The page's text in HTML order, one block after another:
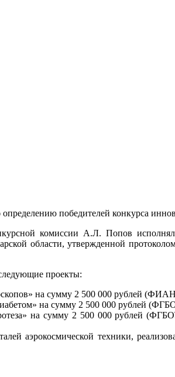
победителей конкурса
комиссии А.Л. Попов исполнял
области, утвержденной
проекты:
на сумму 2 500 000 рублей
на сумму 2 500 000 рублей
на сумму 2 500 000 рублей
аэрокосмической техники,